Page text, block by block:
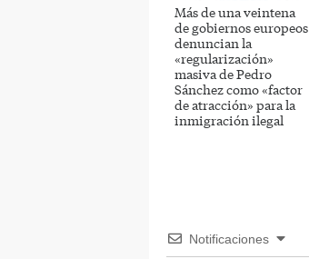
Más de una veintena
de gobiernos europeos
denuncian la
«regularización»
masiva de Pedro
Sánchez como «factor
de atracción» para la
inmigración ilegal
Notificaciones